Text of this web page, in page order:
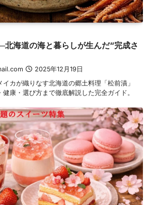
北海道の海と暮らしが生んだ“完成さ
2025年12月19日
カが織りなす北海道の郷土料理「松前漬」
康・選び方まで徹底解説した完全ガイド。